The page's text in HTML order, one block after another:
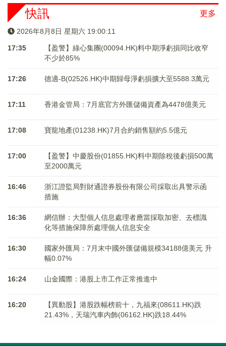
更多
快訊
2026年8月8日 星期六 19:00:12
17:35
【盈警】綠心集團(00094.HK)料中期淨虧損同比收窄
不少於85%
17:26 德適-B(02526.HK)中期歸母淨虧損擴大至5588.3萬元
17:11 香港金管局：7月底官方外匯儲備資產為4478億美元
17:08 寶龍地產(01238.HK)7月合約銷售額約5.5億元
17:00
【盈警】中慶股份(01855.HK)料中期除稅後虧損500萬
至2000萬元
16:46
浙江證監局對財通證券股份有限公司採取出具警示函
措施
16:36
網信辦：大型個人信息處理者應當採取加密、去標識
化等措施保障所處理個人信息安全
16:30
國家外匯局：7月末中國外匯儲備規模34188億美元 升
幅0.07%
16:24 山金國際：港股上市工作正常推進中
16:20
【異動股】港股跌幅榜前十，九福來(08611.HK)跌
21.43%，天瑞汽車内飾(06162.HK)跌18.44%